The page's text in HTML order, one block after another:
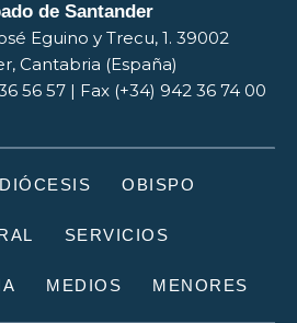
de Santander
Eguino y Trecu, 1. 39002
Cantabria (España)
56 57 | Fax (+34) 942 36 74 00
DIÓCESIS OBISPO
SERVICIOS
MEDIOS MENORES